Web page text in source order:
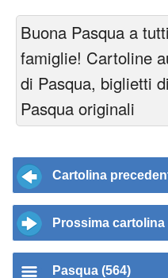
Buona Pasqua a
famiglie! Cartoline
di Pasqua, biglietti
Pasqua originali
Cartolina
Prossima cartolina
Pasqua (564)